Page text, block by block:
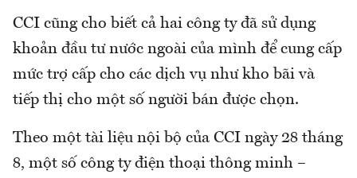
CCI cũng cho biết cả hai công ty đã sử dụng
khoản đầu tư nước ngoài của mình để cung cấp
mức trợ cấp cho các dịch vụ như kho bãi và
tiếp thị cho một số người bán được chọn.
Theo một tài liệu nội bộ của CCI ngày 28 tháng
8, một số công ty điện thoại thông minh –